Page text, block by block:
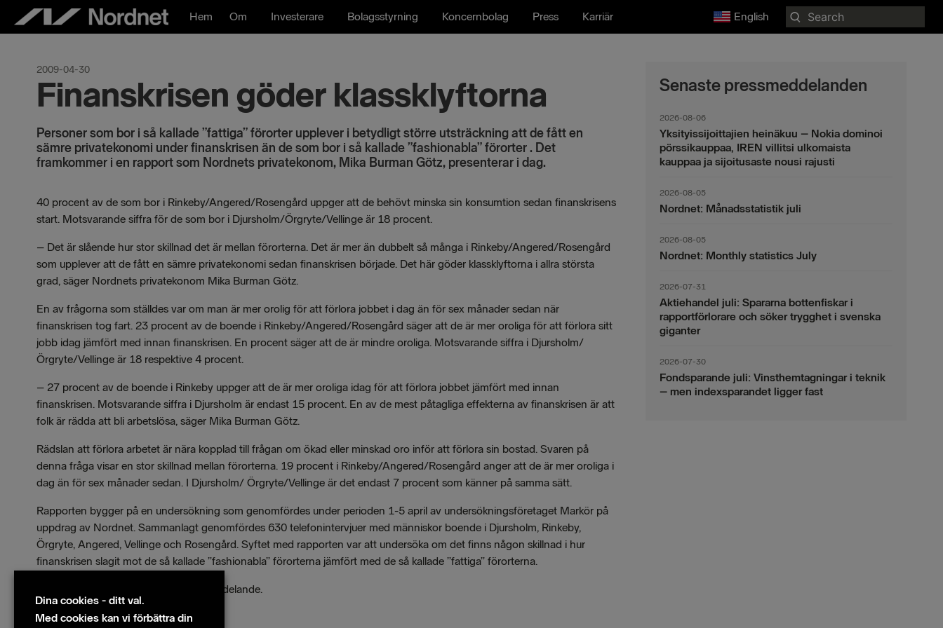
Hoppa
Hem Om Investerare Bolagsstyrning Koncernbolag Press Karriär English
Search
for:
2009-04-30
Finanskrisen göder klassklyftorna
Personer som bor i så kallade ”fattiga” förorter upplever i betydligt större utsträckning att de fått en
sämre privatekonomi under finanskrisen än de som bor i så kallade ”fashionabla” förorter . Det
framkommer i en rapport som Nordnets privatekonom, Mika Burman Götz, presenterar i dag.
40 procent av de som bor i Rinkeby/Angered/Rosengård uppger att de behövt minska sin konsumtion sedan finanskrisens
start. Motsvarande siffra för de som bor i Djursholm/Örgryte/Vellinge är 18 procent.
– Det är slående hur stor skillnad det är mellan förorterna. Det är mer än dubbelt så många i Rinkeby/Angered/Rosengård
som upplever att de fått en sämre privatekonomi sedan finanskrisen började. Det här göder klassklyftorna i allra största
grad, säger Nordnets privatekonom Mika Burman Götz.
En av frågorna som ställdes var om man är mer orolig för att förlora jobbet i dag än för sex månader sedan när
finanskrisen tog fart. 23 procent av de boende i Rinkeby/Angered/Rosengård säger att de är mer oroliga för att förlora sitt
jobb idag jämfört med innan finanskrisen. En procent säger att de är mindre oroliga. Motsvarande siffra i Djursholm/
Örgryte/Vellinge är 18 respektive 4 procent.
– 27 procent av de boende i Rinkeby uppger att de är mer oroliga idag för att förlora jobbet jämfört med innan
finanskrisen. Motsvarande siffra i Djursholm är endast 15 procent. En av de mest påtagliga effekterna av finanskrisen är att
folk är rädda att bli arbetslösa, säger Mika Burman Götz.
Rädslan att förlora arbetet är nära kopplad till frågan om ökad eller minskad oro inför att förlora sin bostad. Svaren på
denna fråga visar en stor skillnad mellan förorterna. 19 procent i Rinkeby/Angered/Rosengård anger att de är mer oroliga i
dag än för sex månader sedan. I Djursholm/ Örgryte/Vellinge är det endast 7 procent som känner på samma sätt.
Rapporten bygger på en undersökning som genomfördes under perioden 1-5 april av undersökningsföretaget Markör på
uppdrag av Nordnet. Sammanlagt genomfördes 630 telefonintervjuer med människor boende i Djursholm, Rinkeby,
Örgryte, Angered, Vellinge och Rosengård. Syftet med rapporten var att undersöka om det finns någon skillnad i hur
finanskrisen slagit mot de så kallade ”fashionabla” förorterna jämfört med de så kallade ”fattiga” förorterna.
Hela rapporten bifogas detta pressmeddelande.
Filer
Senaste pressmeddelanden
2026-08-06
Yksityissijoittajien heinäkuu – Nokia dominoi
pörssikauppaa, IREN villitsi ulkomaista
kauppaa ja sijoitusaste nousi rajusti
2026-08-05
Nordnet: Månadsstatistik juli
2026-08-05
Nordnet: Monthly statistics July
2026-07-31
Aktiehandel juli: Spararna bottenfiskar i
rapportförlorare och söker trygghet i svenska
giganter
2026-07-30
Fondsparande juli: Vinsthemtagningar i teknik
– men indexsparandet ligger fast
Dina cookies - ditt val.
Med cookies kan vi förbättra din